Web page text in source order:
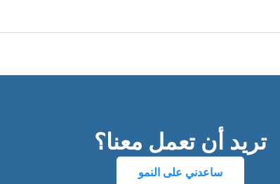
تريد أن تعمل معنا؟
ساعدني على النمو